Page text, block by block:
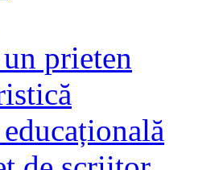
prieten